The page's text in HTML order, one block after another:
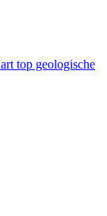
top geologische